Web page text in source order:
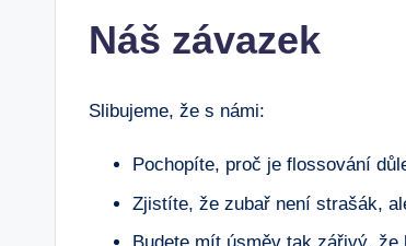
Náš závazek
Slibujeme, že s námi:
Pochopíte, proč je flossování
Zjistíte, že zubař není strašák,